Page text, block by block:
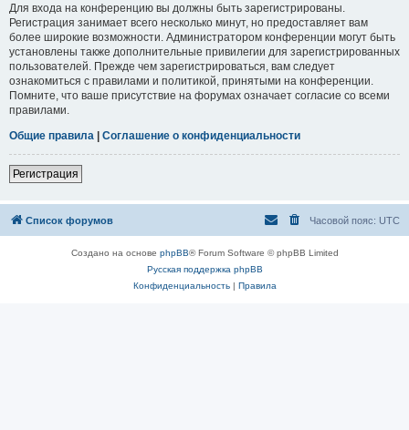
Для входа на конференцию вы должны быть зарегистрированы.
Регистрация занимает всего несколько минут, но предоставляет вам
более широкие возможности. Администратором конференции могут быть
установлены также дополнительные привилегии для зарегистрированных
пользователей. Прежде чем зарегистрироваться, вам следует
ознакомиться с правилами и политикой, принятыми на конференции.
Помните, что ваше присутствие на форумах означает согласие со всеми
правилами.
Общие правила | Соглашение о конфиденциальности
Регистрация
Список форумов Часовой пояс: UTC
Создано на основе phpBB® Forum Software © phpBB Limited
Русская поддержка phpBB
Конфиденциальность| Правила